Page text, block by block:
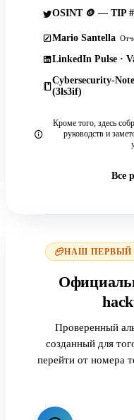
OSINT 🪙 — TIP
Mario Santella
LinkedIn Pulse ·
Cybersecurity-
(3ls3if)
Кроме того, здесь
руководств и
Все
НАШ ПЕРВЫЙ
Проверенный
созданный для
перейти от номера